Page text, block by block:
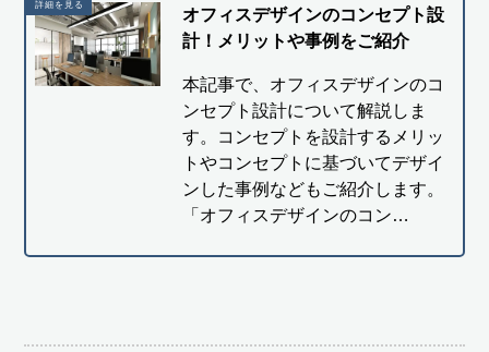
オフィスデザインのコンセプト設
計！メリットや事例をご紹介
本記事で、オフィスデザインのコ
ンセプト設計について解説しま
す。コンセプトを設計するメリッ
トやコンセプトに基づいてデザイ
ンした事例などもご紹介します。
「オフィスデザインのコン…